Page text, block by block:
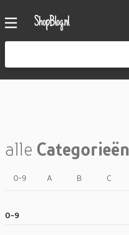
alle Categorieën
0-9 A B C
0-9